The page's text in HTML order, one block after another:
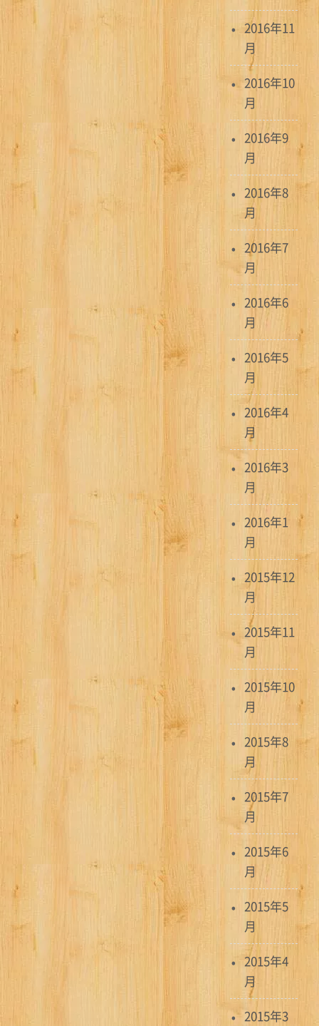
2016年11
月
2016年10
月
2016年9
月
2016年8
月
2016年7
月
2016年6
月
2016年5
月
2016年4
月
2016年3
月
2016年1
月
2015年12
月
2015年11
月
2015年10
月
2015年8
月
2015年7
月
2015年6
月
2015年5
月
2015年4
月
2015年3